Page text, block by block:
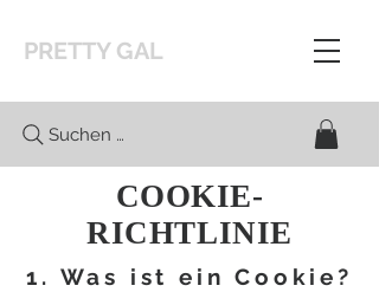
PRETTY GAL
Suchen …
COOKIE-
RICHTLINIE
1. Was ist ein Cookie?